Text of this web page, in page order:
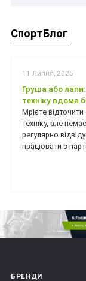
СпортБлог
11 Липня, 2025
Груша або
техніку вдома
Мрієте
техніку, але
регулярно
працювати з
БРЕНДИ